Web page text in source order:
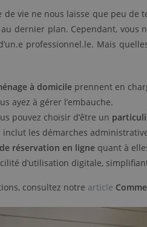
de vie ne nous laisse que peu de
dernier plan. Cependant, vous
professionnel.le. Mais
à domicile prennent en
ayez à gérer l’embauche.
pouvez choisir d’être un
inclut les démarches
réservation en ligne quant à
d’utilisation digitale,
consultez notre article